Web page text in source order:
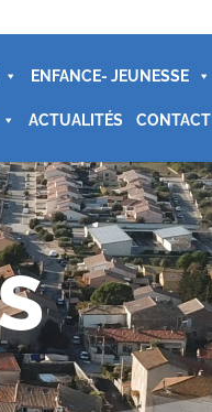
ENFANCE- JEUNESSE
ACTUALITÉS CONTACT